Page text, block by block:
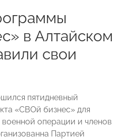
в Алтайском
свои
пятидневный
«СВОй бизнес» для
операции и членов
Партией